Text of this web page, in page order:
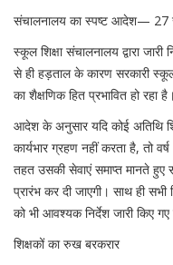
संचालनालय का स्पष्ट आदेश— 27
स्कूल शिक्षा संचालनालय द्वारा
से ही हड़ताल के कारण सरकारी स्कूलों
का शैक्षणिक हित प्रभावित हो रहा है।
आदेश के अनुसार यदि कोई अतिथि
कार्यभार ग्रहण नहीं करता है, तो
तहत उसकी सेवाएं समाप्त मानते हुए
प्रारंभ कर दी जाएगी। साथ ही सभी
को भी आवश्यक निर्देश जारी किए
शिक्षकों का रुख बरकरार